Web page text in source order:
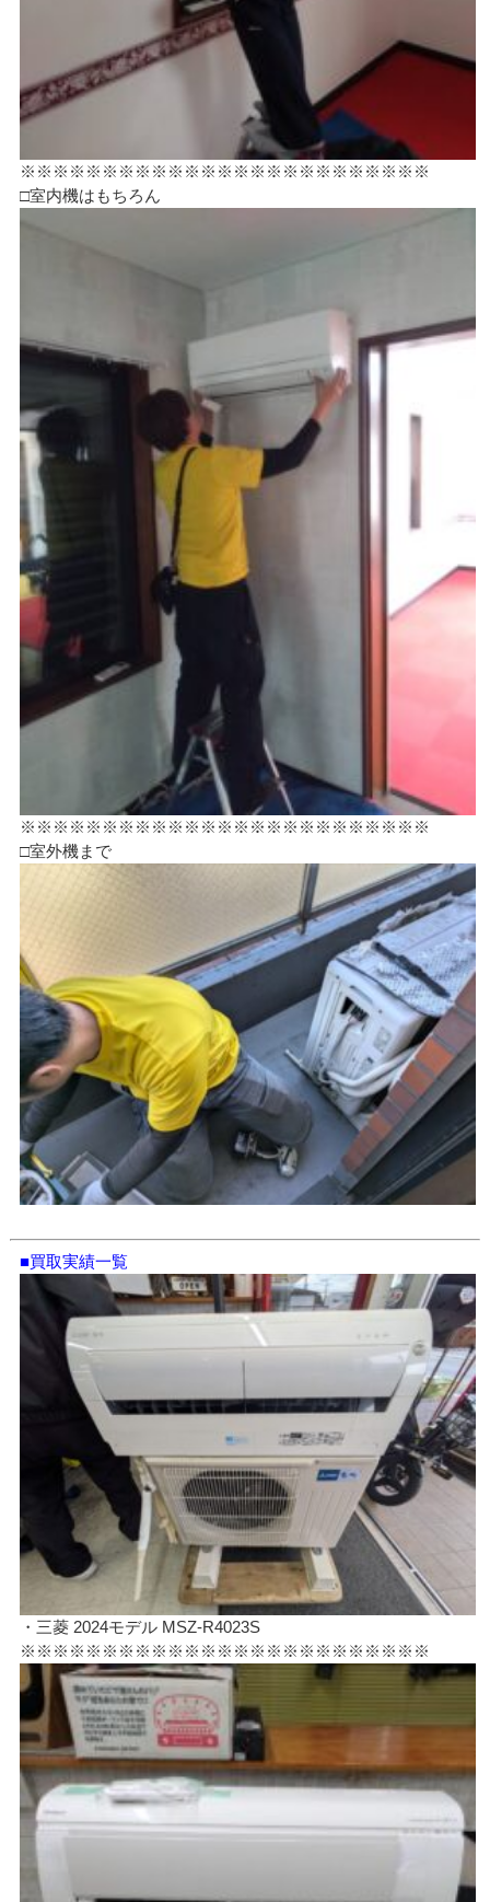
※※※※※※※※※※※※※※※※※※※※※※※※※
□室内機はもちろん
※※※※※※※※※※※※※※※※※※※※※※※※※
□室外機まで
■買取実績一覧
・三菱 2024モデル MSZ-R4023S
※※※※※※※※※※※※※※※※※※※※※※※※※